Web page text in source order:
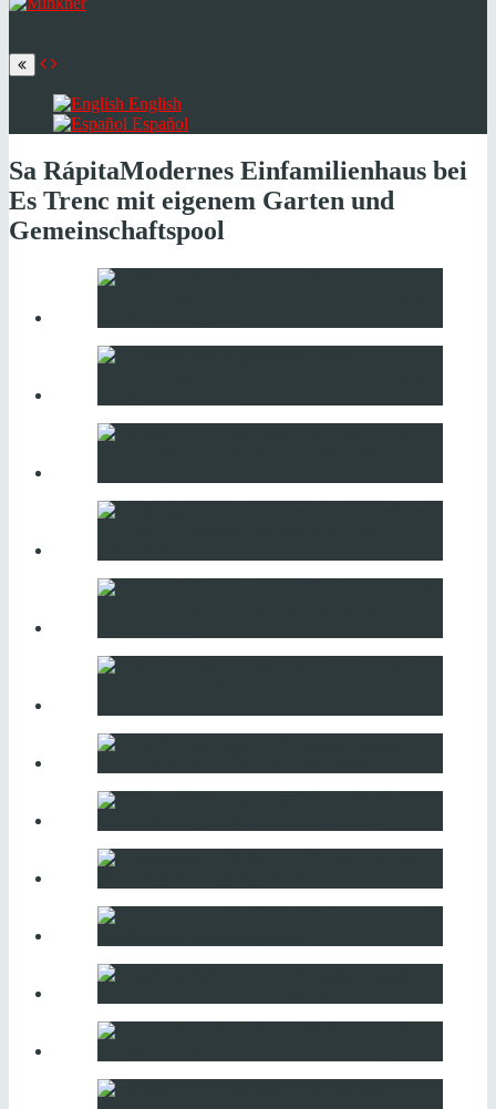
language
English
Español
Sa RápitaModernes Einfamilienhaus bei
Es Trenc mit eigenem Garten und
Gemeinschaftspool